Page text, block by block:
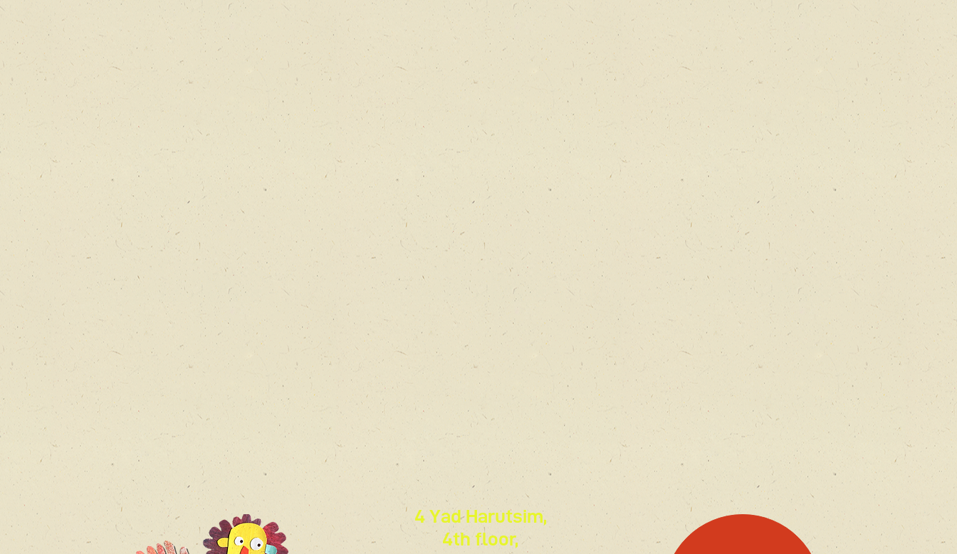
4 Yad Harutsim,
4th floor,